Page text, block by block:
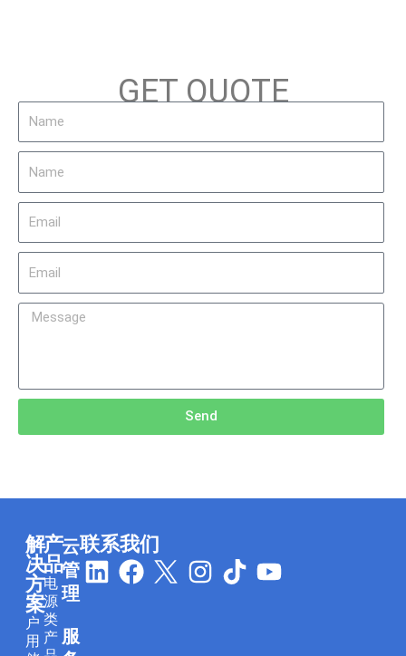
GET QUOTE
Message
Send
解
决
方
案
户
用
产
品
电
源
类
产
云
管
理
服
联系我们
L
i
F
a
I
n
T
i
Y